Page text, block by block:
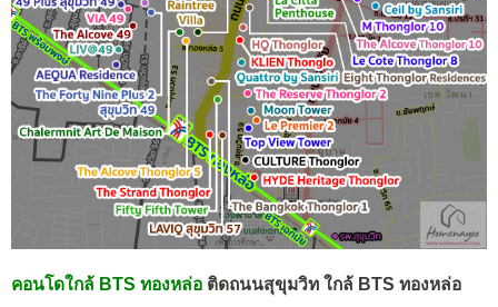
คอนโดใกล้ BTS ทองหล่อ ติดถนนสุขุมวิท ใกล้ BTS ทองหล่อ